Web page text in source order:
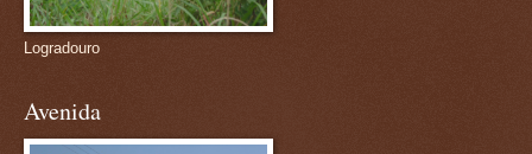
Logradouro
Avenida